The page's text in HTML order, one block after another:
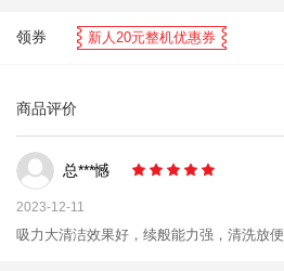
领券 新人20元整机优惠券
商品评价
总***憾
2023-12-11
吸力大清洁效果好，续般能力强，清洗放便